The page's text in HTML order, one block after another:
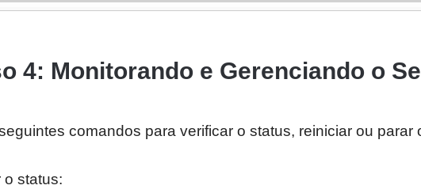
4: Monitorando e Gerenciando o
comandos para verificar o status, reiniciar ou parar
o status: